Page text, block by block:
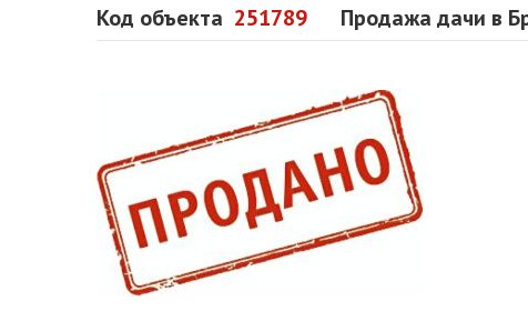
Код объекта 251789 Продажа дачи в